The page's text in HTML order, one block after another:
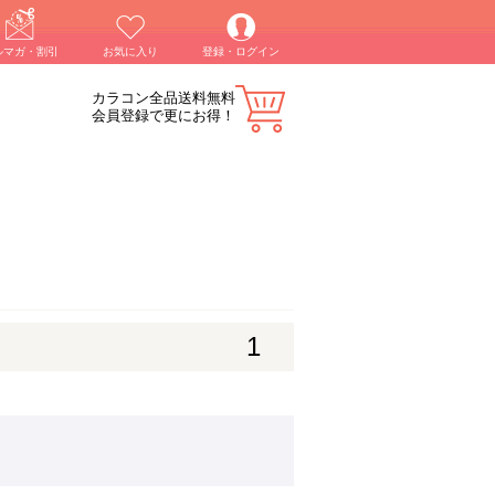
マガ・割引 お気に入り 登録・ログイン
カラコン全品送料無料
会員登録で更にお得！
1